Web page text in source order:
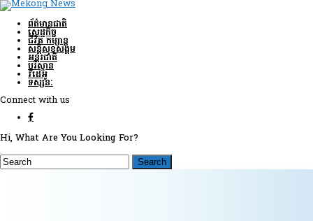
ព័ត៌មានជាតិ
សេដ្ឋកិច្ច
ជីវិត កម្សាន្ត
សន្តិសុខ​សង្គម
អន្តរជាតិ
បរិស្ថាន
វីដេអូ
ទស្សនៈ
Connect with us
Hi, What Are You Looking For?